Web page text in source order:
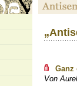
Ganz
Von